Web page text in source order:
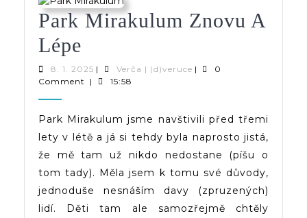
Park Mirakulum Znovu A
Lépe
Mirakulum
Znovu
A
Lépe
8. 1. 2025 8.
1.
| Verča | (d)veruceVerča
|
0
Comment
| 15:58
Park Mirakulum jsme navštivili před třemi
lety v létě a já si tehdy byla naprosto jistá,
že mě tam už nikdo nedostane (píšu o
tom tady). Měla jsem k tomu své důvody,
jednoduše nesnáším davy (zpruzených)
lidí. Děti tam ale samozřejmě chtěly